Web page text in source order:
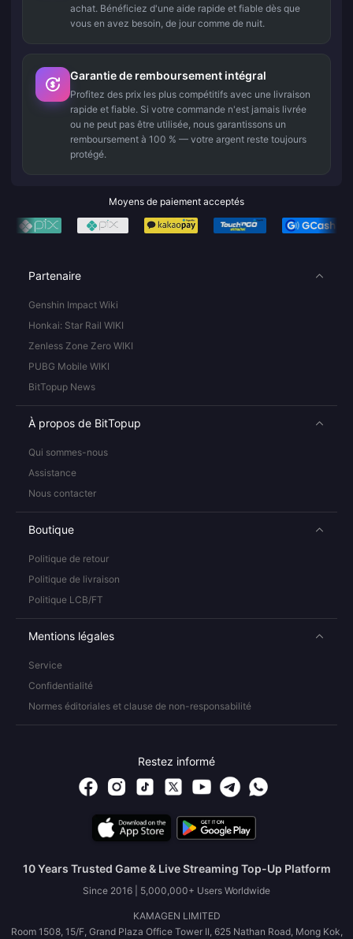
achat. Bénéficiez d'une aide rapide et fiable dès que
vous en avez besoin, de jour comme de nuit.
Garantie de remboursement intégral
Profitez des prix les plus compétitifs avec une livraison
rapide et fiable. Si votre commande n'est jamais livrée
ou ne peut pas être utilisée, nous garantissons un
remboursement à 100 % — votre argent reste toujours
protégé.
Moyens de paiement acceptés
Partenaire
Genshin Impact Wiki
Honkai: Star Rail WIKI
Zenless Zone Zero WIKI
PUBG Mobile WIKI
BitTopup News
À propos de BitTopup
Qui sommes-nous
Assistance
Nous contacter
Boutique
Politique de retour
Politique de livraison
Politique LCB/FT
Mentions légales
Service
Confidentialité
Normes éditoriales et clause de non-responsabilité
Restez informé
10 Years Trusted Game & Live Streaming Top-Up Platform
Since 2016 | 5,000,000+ Users Worldwide
KAMAGEN LIMITED
Room 1508, 15/F, Grand Plaza Office Tower II, 625 Nathan Road, Mong Kok,